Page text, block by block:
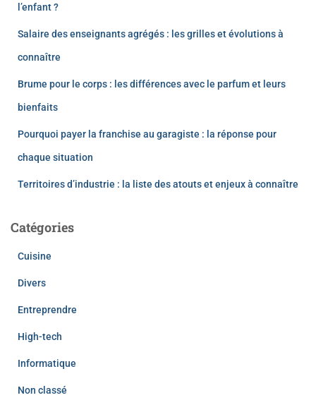
l’enfant ?
Salaire des enseignants agrégés : les grilles et évolutions à
connaître
Brume pour le corps : les différences avec le parfum et leurs
bienfaits
Pourquoi payer la franchise au garagiste : la réponse pour
chaque situation
Territoires d’industrie : la liste des atouts et enjeux à connaître
Catégories
Cuisine
Divers
Entreprendre
High-tech
Informatique
Non classé